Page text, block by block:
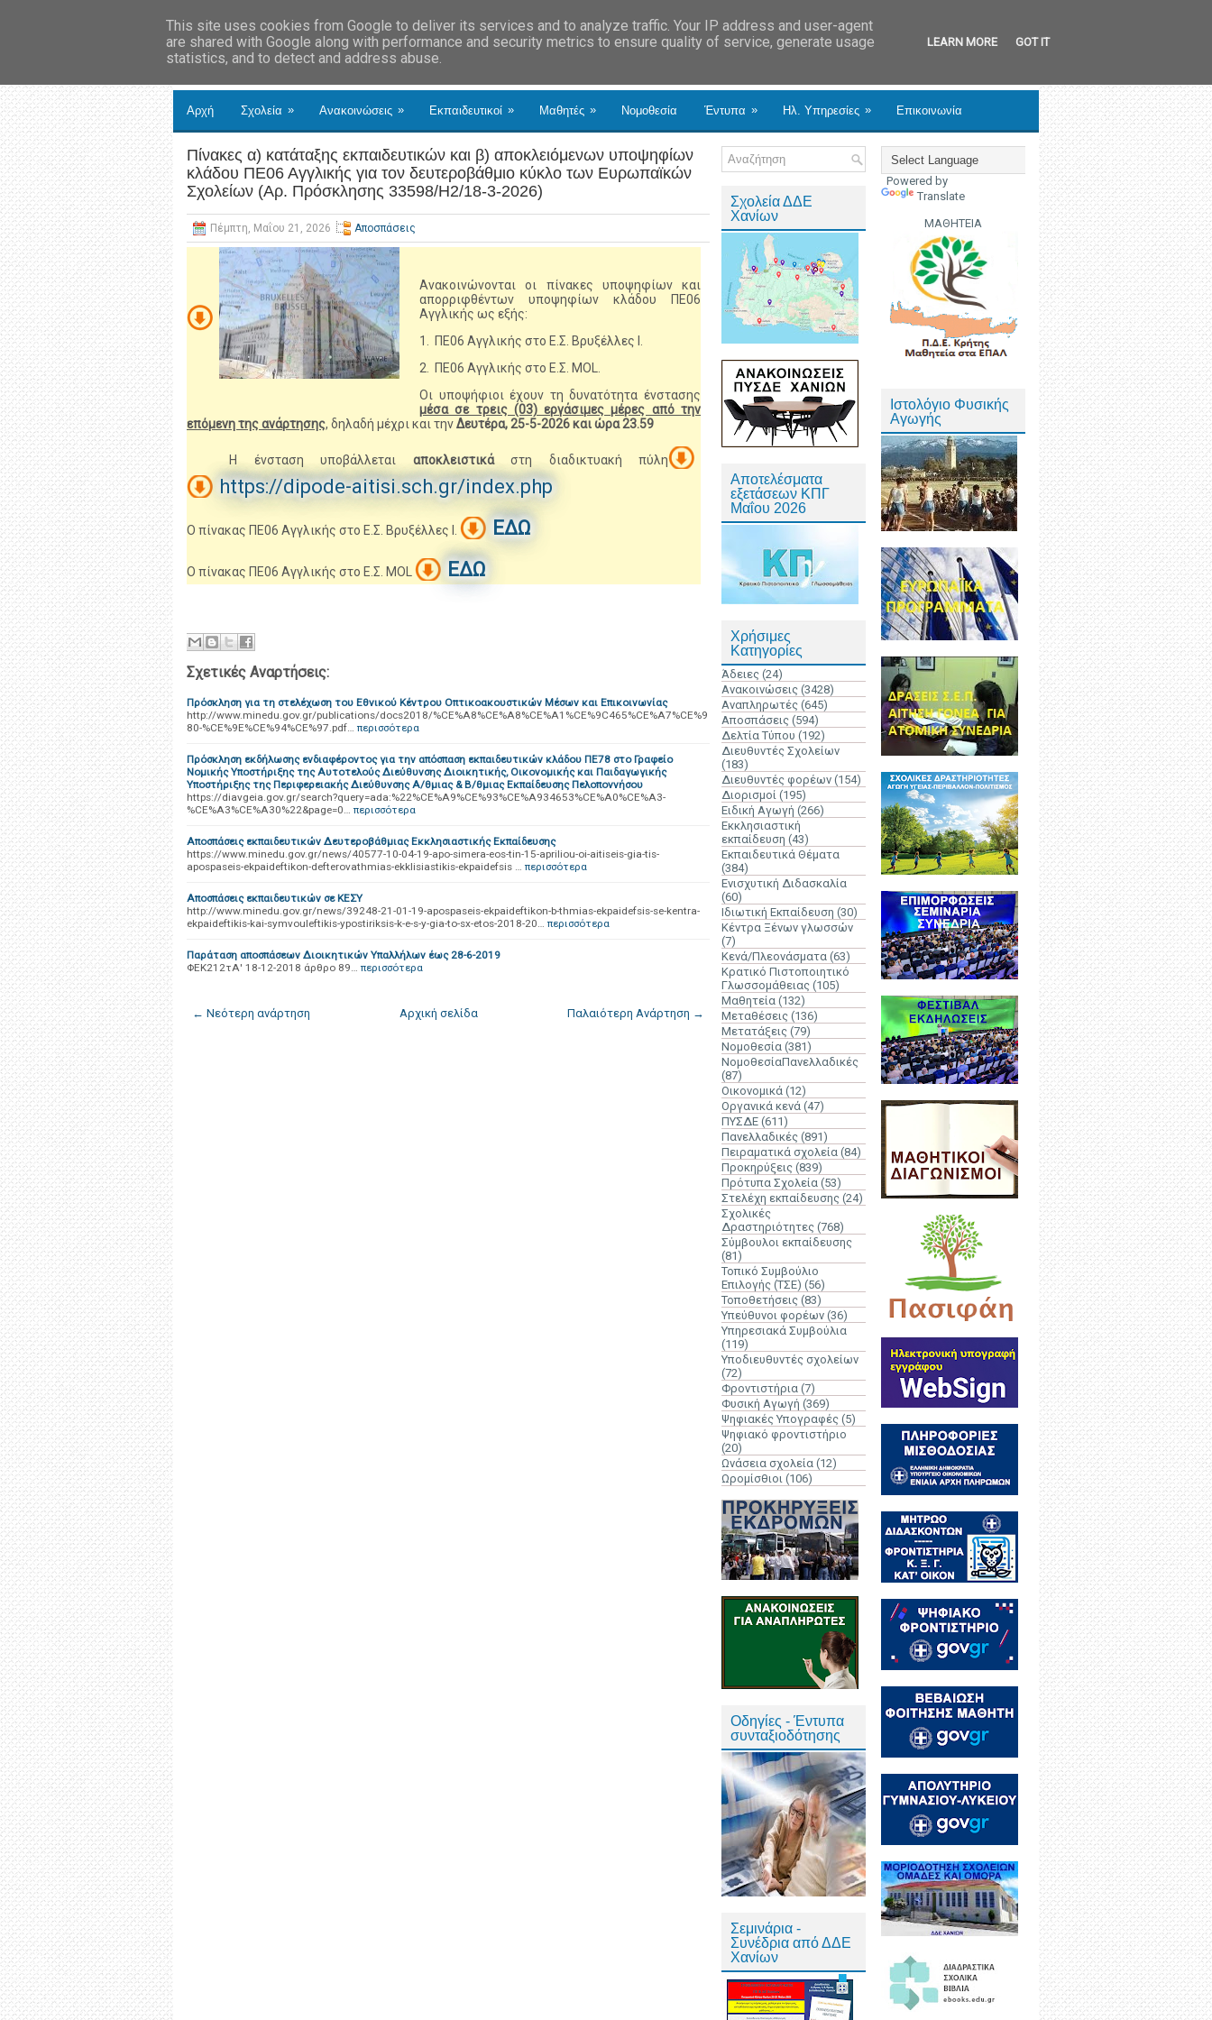
Αρχή Σχολεία » Ανακοινώσεις » Εκπαιδευτικοί » Μαθητές » Νομοθεσία Έντυπα » Ηλ. Υπηρεσίες » Επικοινωνία
Πίνακες α) κατάταξης εκπαιδευτικών και β) αποκλειόμενων υποψηφίων
κλάδου ΠΕ06 Αγγλικής για τον δευτεροβάθμιο κύκλο των Ευρωπαϊκών
Σχολείων (Αρ. Πρόσκλησης 33598/Η2/18-3-2026)
Πέμπτη, Μαΐου 21, 2026 Αποσπάσεις
Ανακοινώνονται οι πίνακες υποψηφίων και
απορριφθέντων υποψηφίων κλάδου ΠΕ06
Αγγλικής ως εξής:
1. ΠΕ06 Αγγλικής στο Ε.Σ. Βρυξέλλες Ι.
2. ΠΕ06 Αγγλικής στο Ε.Σ. MOL.
Οι υποψήφιοι έχουν τη δυνατότητα ένστασης
μέσα σε τρεις (03) εργάσιμες μέρες από την
επόμενη της ανάρτησης, δηλαδή μέχρι και τηνΔευτέρα, 25-5-2026 και ώρα 23.59
Η ένσταση υποβάλλεται αποκλειστικάστη διαδικτυακή πύλη
https://dipode-aitisi.sch.gr/index.php
Ο πίνακας ΠΕ06 Αγγλικής στο Ε.Σ. Βρυξέλλες Ι. ΕΔΩ
Ο πίνακας ΠΕ06 Αγγλικής στο Ε.Σ. MOL ΕΔΩ
Σχετικές Αναρτήσεις:
Πρόσκληση για τη στελέχωση του Εθνικού Κέντρου Οπτικοακουστικών Μέσων και Επικοινωνίας
http://www.minedu.gov.gr/publications/docs2018/%CE%A8%CE%A8%CE%A1%CE%9C465%CE%A7%CE%9
80-%CE%9E%CE%94%CE%97.pdf… περισσότερα
Πρόσκληση εκδήλωσης ενδιαφέροντος για την απόσπαση εκπαιδευτικών κλάδου ΠΕ78 στο Γραφείο
Νομικής Υποστήριξης της Αυτοτελούς Διεύθυνσης Διοικητικής, Οικονομικής και Παιδαγωγικής
Υποστήριξης της Περιφερειακής Διεύθυνσης Α/θμιας & Β/θμιας Εκπαίδευσης Πελοποννήσου
https://diavgeia.gov.gr/search?query=ada:%22%CE%A9%CE%93%CE%A934653%CE%A0%CE%A3-
%CE%A3%CE%A30%22&page=0… περισσότερα
Αποσπάσεις εκπαιδευτικών Δευτεροβάθμιας Εκκλησιαστικής Εκπαίδευσης
https://www.minedu.gov.gr/news/40577-10-04-19-apo-simera-eos-tin-15-apriliou-oi-aitiseis-gia-tis-
apospaseis-ekpaideftikon-defterovathmias-ekklisiastikis-ekpaidefsis … περισσότερα
Αποσπάσεις εκπαιδευτικών σε ΚΕΣΥ
http://www.minedu.gov.gr/news/39248-21-01-19-apospaseis-ekpaideftikon-b-thmias-ekpaidefsis-se-kentra-
ekpaideftikis-kai-symvouleftikis-ypostiriksis-k-e-s-y-gia-to-sx-etos-2018-20… περισσότερα
Παράταση αποσπάσεων Διοικητικών Υπαλλήλων έως 28-6-2019
ΦΕΚ212τΑ' 18-12-2018 άρθρο 89… περισσότερα
← Νεότερη ανάρτηση Παλαιότερη Ανάρτηση →
Αρχική σελίδα
Σχολεία ΔΔΕ
Χανίων
Αποτελέσματα
εξετάσεων ΚΠΓ
Μαΐου 2026
Χρήσιμες
Κατηγορίες
Άδειες (24)
Ανακοινώσεις (3428)
Αναπληρωτές (645)
Αποσπάσεις (594)
Δελτία Τύπου (192)
Διευθυντές Σχολείων
(183)
Διευθυντές φορέων (154)
Διορισμοί (195)
Ειδική Αγωγή (266)
Εκκλησιαστική
εκπαίδευση (43)
Εκπαιδευτικά Θέματα
(384)
Ενισχυτική Διδασκαλία
(60)
Ιδιωτική Εκπαίδευση (30)
Κέντρα Ξένων γλωσσών
(7)
Κενά/Πλεονάσματα (63)
Κρατικό Πιστοποιητικό
Γλωσσομάθειας (105)
Μαθητεία (132)
Μεταθέσεις (136)
Μετατάξεις (79)
Νομοθεσία (381)
ΝομοθεσίαΠανελλαδικές
(87)
Οικονομικά (12)
Οργανικά κενά (47)
ΠΥΣΔΕ (611)
Πανελλαδικές (891)
Πειραματικά σχολεία (84)
Προκηρύξεις (839)
Πρότυπα Σχολεία (53)
Στελέχη εκπαίδευσης (24)
Σχολικές
Δραστηριότητες (768)
Σύμβουλοι εκπαίδευσης
(81)
Τοπικό Συμβούλιο
Επιλογής (ΤΣΕ) (56)
Τοποθετήσεις (83)
Υπεύθυνοι φορέων (36)
Υπηρεσιακά Συμβούλια
(119)
Υποδιευθυντές σχολείων
(72)
Φροντιστήρια (7)
Φυσική Αγωγή (369)
Ψηφιακές Υπογραφές (5)
Ψηφιακό φροντιστήριο
(20)
Ωνάσεια σχολεία (12)
Ωρομίσθιοι (106)
Οδηγίες - Έντυπα
συνταξιοδότησης
Σεμινάρια -
Συνέδρια από ΔΔΕ
Χανίων
Powered by
Translate
ΜΑΘΗΤΕΙΑ
Ιστολόγιο Φυσικής
Αγωγής
This site uses cookies from Google to deliver its services and to analyze traffic. Your IP address and user-agent
are shared with Google along with performance and security metrics to ensure quality of service, generate usage
statistics, and to detect and address abuse.
LEARN MORE GOT IT